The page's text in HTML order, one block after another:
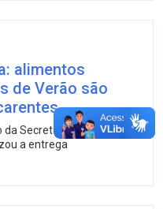
alimentos
de Verão são
Secretaria Municipal de
a entrega